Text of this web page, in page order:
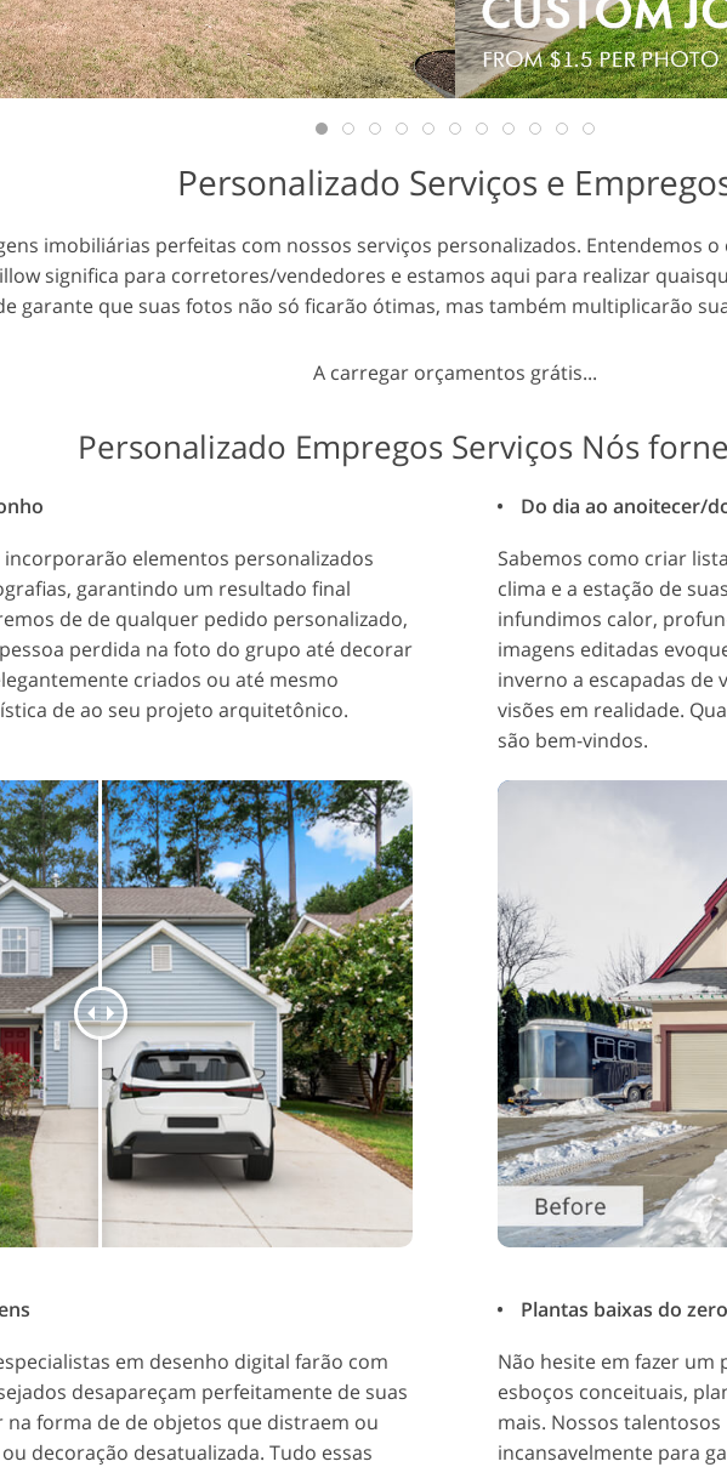
Serviços de retoque de
joias
Dados de Treinamento de
IA
Serviços de edição de vídeo
Personalizado Serviços e
imobiliárias perfeitas com nossos serviços personalizados. Entendemos
significa para corretores/vendedores e estamos aqui para realizar
garante que suas fotos não só ficarão ótimas, mas também multiplicarão
A carregar orçamentos grátis...
Personalizado Empregos Serviços Nós
elementos personalizados
garantindo um resultado final
de de qualquer pedido personalizado,
perdida na foto do grupo até decorar
criados ou até mesmo
de ao seu projeto arquitetônico.
Do dia ao anoitecer/
Sabemos como criar
clima e a estação de
infundimos calor,
imagens editadas
inverno a escapadas de
visões em realidade.
são bem-vindos.
em desenho digital farão com
desapareçam perfeitamente de suas
na forma de de objetos que distraem ou
decoração desatualizada. Tudo essas
Plantas baixas do zero
Não hesite em fazer
esboços conceituais,
mais. Nossos
incansavelmente para